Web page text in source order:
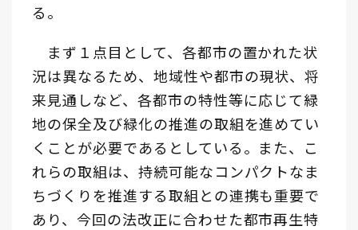
る。
まず１点目として、各都市の置かれた状
況は異なるため、地域性や都市の現状、将
来見通しなど、各都市の特性等に応じて緑
地の保全及び緑化の推進の取組を進めてい
くことが必要であるとしている。また、こ
れらの取組は、持続可能なコンパクトなま
ちづくりを推進する取組との連携も重要で
あり、今回の法改正に合わせた都市再生特